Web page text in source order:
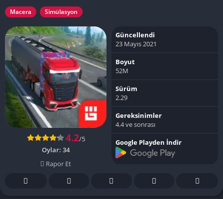
Macera Simülasyon
4.2/5
Oylar: 34
Rapor Et
Güncellendi
23 Mayıs 2021
Boyut
52M
Sürüm
2.29
Gereksinimler
4.4 ve sonrası
Google Playden İndir